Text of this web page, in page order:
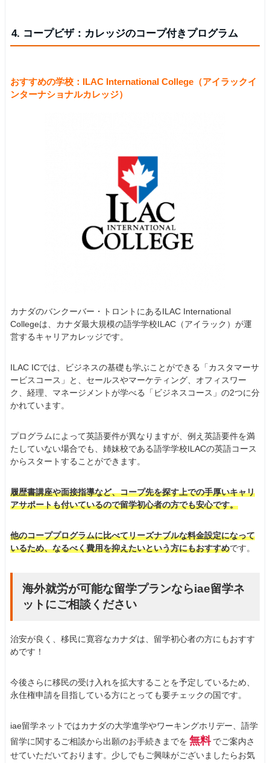
4. コープビザ：カレッジのコープ付きプログラム
おすすめの学校：ILAC International College（アイラックイ
ンターナショナルカレッジ）
カナダのバンクーバー・トロントにあるILAC International
Collegeは、カナダ最大規模の語学学校ILAC（アイラック）が運
営するキャリアカレッジです。
ILAC ICでは、ビジネスの基礎も学ぶことができる「カスタマーサ
ービスコース」と、セールスやマーケティング、オフィスワー
ク、経理、マネージメントが学べる「ビジネスコース」の2つに分
かれています。
プログラムによって英語要件が異なりますが、例え英語要件を満
たしていない場合でも、姉妹校である語学学校ILACの英語コース
からスタートすることができます。
履歴書講座や面接指導など、コープ先を探す上での手厚いキャリ
アサポートも付いているので留学初心者の方でも安心です。
他のコーププログラムに比べてリーズナブルな料金設定になって
いるため、なるべく費用を抑えたいという方にもおすすめです。
海外就労が可能な留学プランならiae留学ネ
ットにご相談ください
治安が良く、移民に寛容なカナダは、留学初心者の方にもおすす
めです！
今後さらに移民の受け入れを拡大することを予定しているため、
永住権申請を目指している方にとっても要チェックの国です。
iae留学ネットではカナダの大学進学やワーキングホリデー、語学
留学に関するご相談から出願のお手続きまでを 無料 でご案内さ
せていただいております。少しでもご興味がございましたらお気